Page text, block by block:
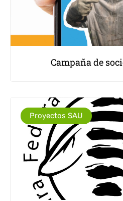
Campaña de
Proyectos SAU